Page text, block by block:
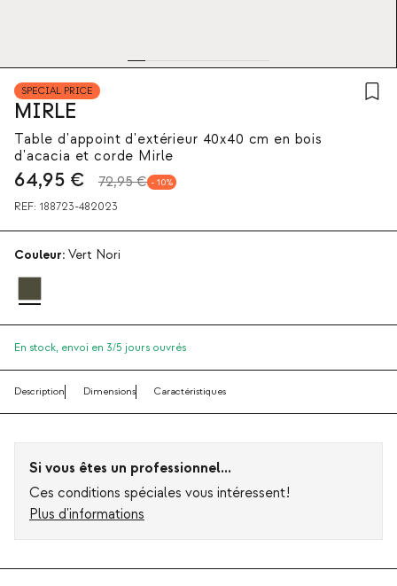
SPECIAL PRICE
MIRLE
Table d'appoint d'extérieur 40x40 cm en bois
d'acacia et corde Mirle
64,95 € 72,95 € 10
REF: 188723-482023
Couleur: Vert Nori
En stock, envoi en 3/5 jours ouvrés
Description Dimensions Caractéristiques
Si vous êtes un professionnel...
Ces conditions spéciales vous intéressent!
Plus d'informations